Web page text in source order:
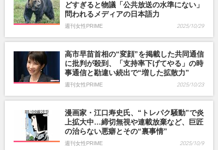
どすぎると物議「公共放送の水準にない」
問われるメディアの日本語力
週刊女性PRIME 2025/10/29
高市早苗首相の“変顔”を掲載した共同通信
に批判が殺到、「支持率下げてやる」の時
事通信と勘違い続出で“増した拡散力”
週刊女性PRIME 2025/10/23
漫画家・江口寿史氏、“トレパク騒動”で炎
上拡大中…締切無視や連載放棄など、巨匠
の治らない悪癖とその“裏事情”
週刊女性PRIME 2025/10/9